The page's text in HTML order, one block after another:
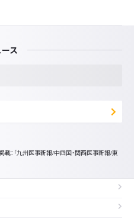
ス
載：「九州医事新報/中四国・関西医事新報/東